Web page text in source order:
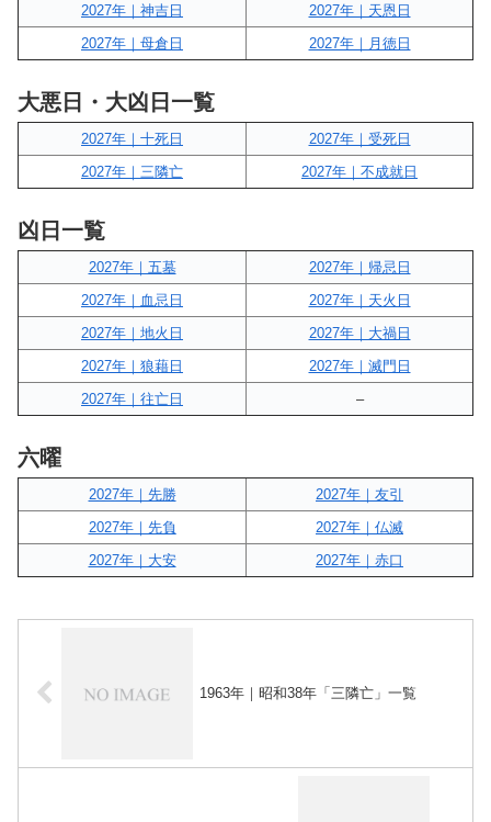
2027年｜神吉日
2027年｜天恩日
2027年｜母倉日
2027年｜月徳日
大悪日・大凶日一覧
2027年｜十死日
2027年｜受死日
2027年｜三隣亡
2027年｜不成就日
凶日一覧
2027年｜五墓
2027年｜帰忌日
2027年｜血忌日
2027年｜天火日
2027年｜地火日
2027年｜大禍日
2027年｜狼藉日
2027年｜滅門日
2027年｜往亡日
–
六曜
2027年｜先勝
2027年｜友引
2027年｜先負
2027年｜仏滅
2027年｜大安
2027年｜赤口
1963年｜昭和38年「三隣亡」一覧